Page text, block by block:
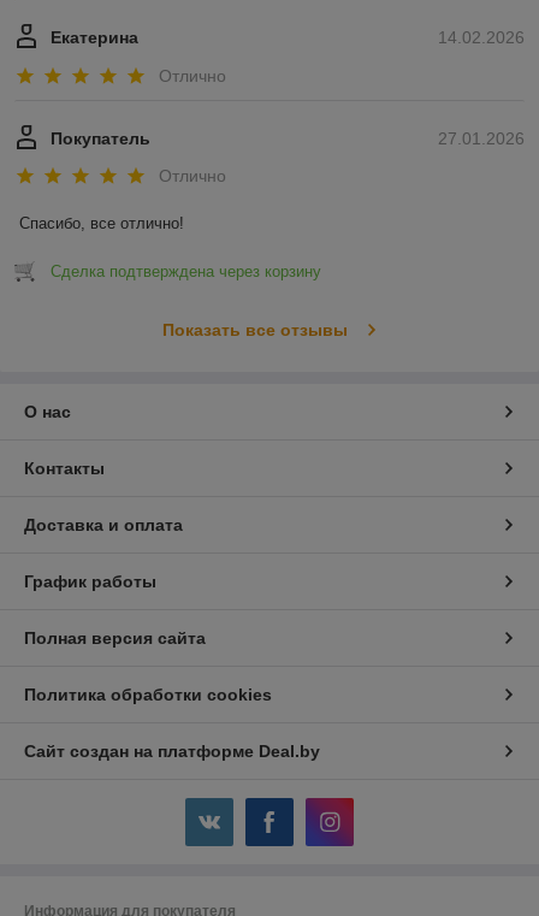
14.02.2026
Екатерина
Отлично
27.01.2026
Покупатель
Отлично
Спасибо, все отлично!
Сделка подтверждена через корзину
Показать все отзывы
О нас
Контакты
Доставка и оплата
График работы
Полная версия сайта
Политика обработки cookies
Сайт создан на платформе Deal.by
Информация для покупателя